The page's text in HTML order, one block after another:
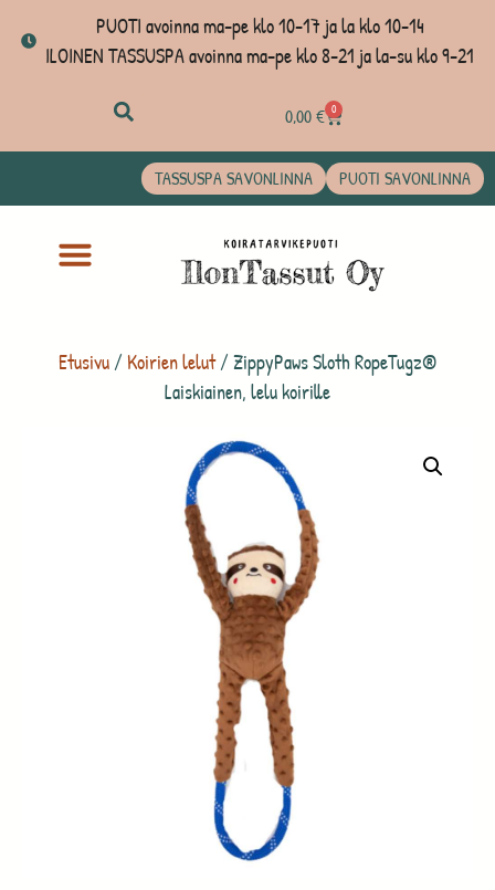
PUOTI avoinna ma-pe klo 10-17 ja la klo 10-14
ILOINEN TASSUSPA avoinna ma-pe klo 8-21 ja la-su klo 9-21
0,00€ 0
TASSUSPA SAVONLINNA PUOTI SAVONLINNA
Etusivu/Koirien lelut/ ZippyPaws Sloth RopeTugz®
Laiskiainen, lelu koirille